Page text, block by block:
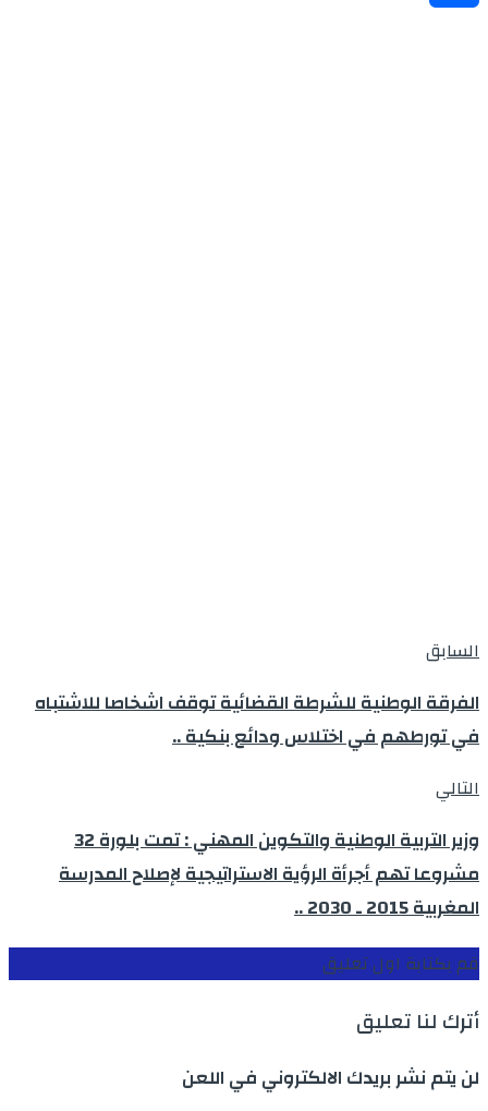
السابق
الفرقة الوطنية للشرطة القضائية توقف اشخاصا للاشتباه
في تورطهم في اختلاس ودائع بنكية ..
التالي
وزير التربية الوطنية والتكوين المهني : تمت بلورة 32
مشروعا تهم أجرأة الرؤية الاستراتيجية لإصلاح المدرسة
المغربية 2015 ـ 2030 ..
قم بكتابة اول تعليق
أترك لنا تعليق
لن يتم نشر بريدك الالكتروني في اللعن